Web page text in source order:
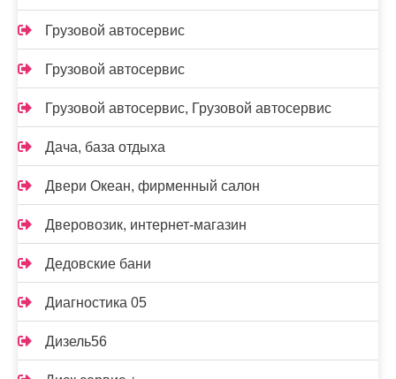
Грузовой автосервис
Грузовой автосервис
Грузовой автосервис, Грузовой автосервис
Дача, база отдыха
Двери Океан, фирменный салон
Дверовозик, интернет-магазин
Дедовские бани
Диагностика 05
Дизель56